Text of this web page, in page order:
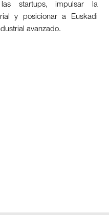
startups, impulsar la
y posicionar a Euskadi
avanzado.